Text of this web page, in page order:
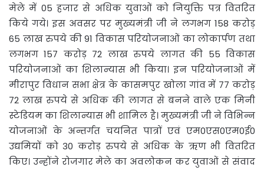
मेले में 05 हजार से अधिक युवाओं को नियुक्ति पत्र वितरित
किये गये। इस अवसर पर मुख्यमंत्री जी ने लगभग 158 करोड़
65 लाख रुपये की 91 विकास परियोजनाओं का लोकार्पण तथा
लगभग 157 करोड़ 72 लाख रुपये लागत की 55 विकास
परियोजनाओं का शिलान्यास भी किया। इन परियोजनाओं में
मीरापुर विधान सभा क्षेत्र के कासमपुर खोला गांव में 77 करोड़
72 लाख रुपये से अधिक की लागत से बनने वाले एक मिनी
स्टेडियम का शिलान्यास भी शामिल है। मुख्यमंत्री जी ने विभिन्न
योजनाओं के अन्तर्गत चयनित पात्रों एवं एम0एस0एम0ई0
उद्यमियों को 30 करोड़ रुपये से अधिक के ऋण भी वितरित
किए। उन्होंने रोजगार मेले का अवलोकन कर युवाओं से संवाद